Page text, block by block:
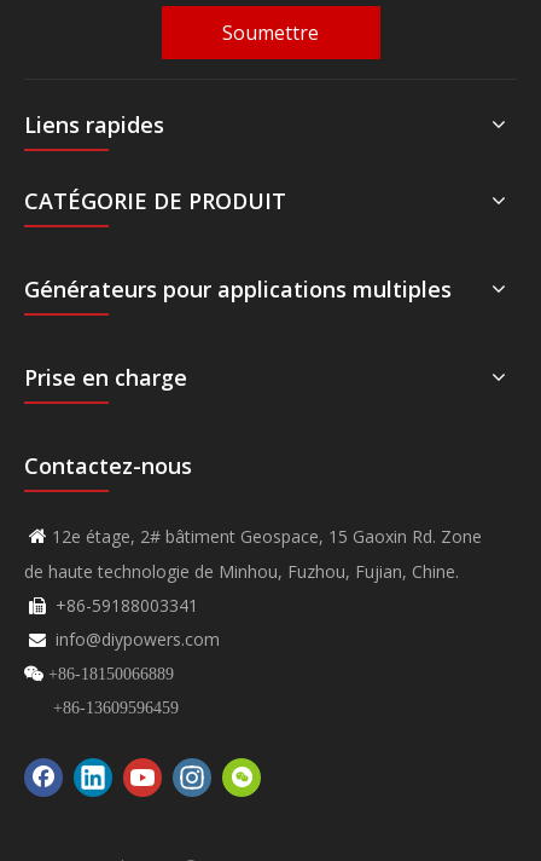
Soumettre
Liens rapides
CATÉGORIE DE PRODUIT
Générateurs pour applications multiples
Prise en charge
Contactez-nous
 12e étage, 2# bâtiment Geospace, 15 Gaoxin Rd. Zone
de haute technologie de Minhou, Fuzhou, Fujian, Chine.
 +86-59188003341
 info@diypowers.com
 +86-18150066889
+86-13609596459